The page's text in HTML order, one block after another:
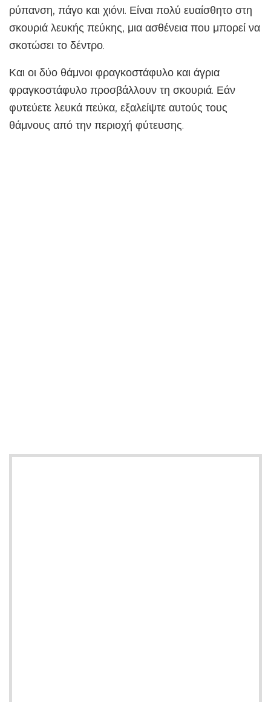
ρύπανση, πάγο και χιόνι. Είναι πολύ ευαίσθητο στη
σκουριά λευκής πεύκης, μια ασθένεια που μπορεί να
σκοτώσει το δέντρο.
Και οι δύο θάμνοι φραγκοστάφυλο και άγρια ​​
φραγκοστάφυλο προσβάλλουν τη σκουριά. Εάν
φυτεύετε λευκά πεύκα, εξαλείψτε αυτούς τους
θάμνους από την περιοχή φύτευσης.